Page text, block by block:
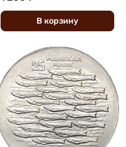
В корзину